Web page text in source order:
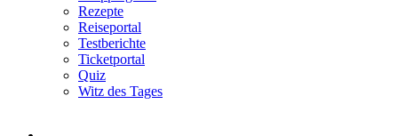
Rezepte
Reiseportal
Testberichte
Ticketportal
Quiz
Witz des Tages